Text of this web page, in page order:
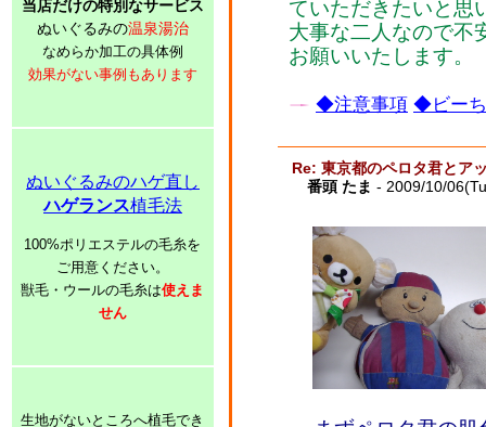
当店だけの特別なサービス
ぬいぐるみの温泉湯治
なめらか加工の具体例
効果がない事例もあります
ぬいぐるみのハゲ直し
ハゲランス植毛法
100%ポリエステルの毛糸を
ご用意ください。
獣毛・ウールの毛糸は使えま
せん
生地がないところへ植毛でき
ていただきたいと思
大事な二人なので不
お願いいたします。
◆注意事項 ◆ビーち
Re: 東京都のペロタ君とア
番頭 たま - 2009/10/